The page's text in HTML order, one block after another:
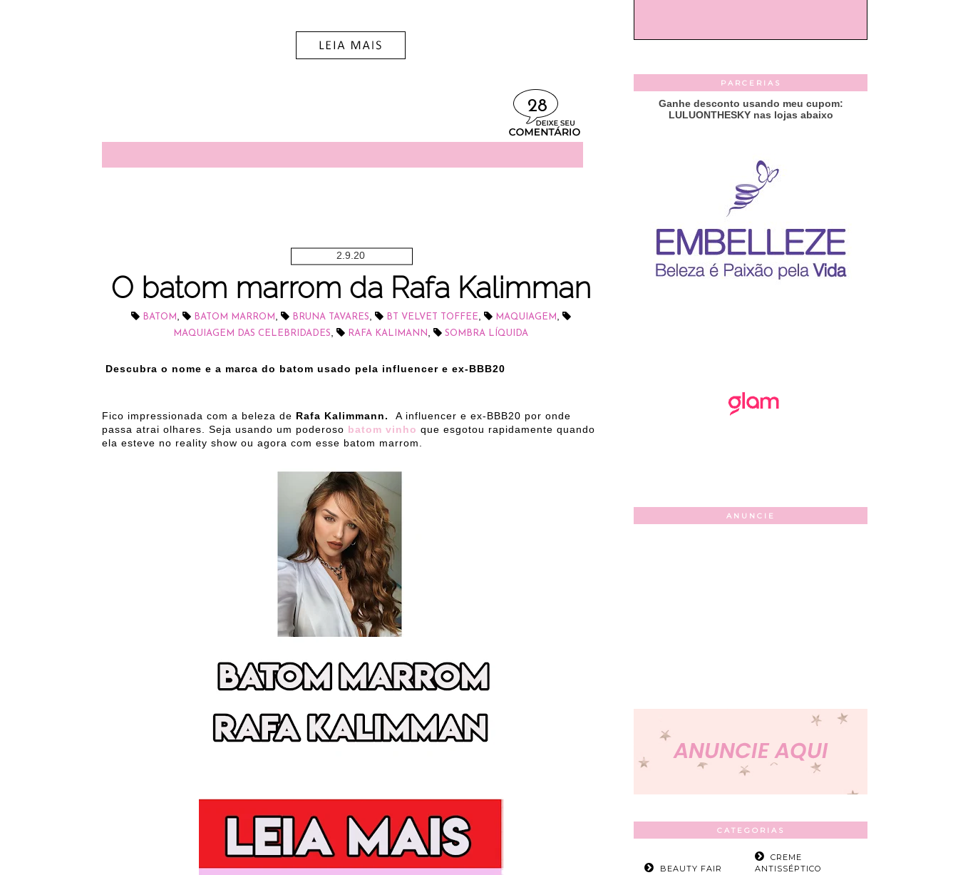
28
2.9.20
O batom marrom da Rafa Kalimman
BATOM BATOM MARROM BRUNA TAVARES BT VELVET TOFFEE MAQUIAGEM
MAQUIAGEM DAS CELEBRIDADES RAFA KALIMANN SOMBRA LÍQUIDA
Descubra o nome e a marca do batom usado pela influencer e ex-BBB20
Fico impressionada com a beleza de Rafa Kalimmann.
A influencer e ex-BBB20 por onde
passa atrai olhares. Seja usando um poderoso batom vinho que esgotou rapidamente quando
ela esteve no reality show ou agora com esse batom marrom.
PARCERIAS
Ganhe desconto usando meu cupom:
LULUONTHESKY nas lojas abaixo
ANUNCIE
CATEGORIAS
BEAUTY FAIR
CREME
ANTISSÉPTICO